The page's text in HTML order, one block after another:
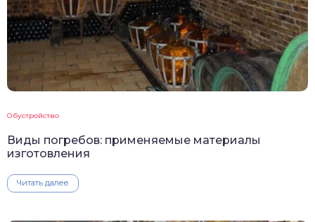
Обустройство
Виды погребов: применяемые материалы
изготовления
Читать далее